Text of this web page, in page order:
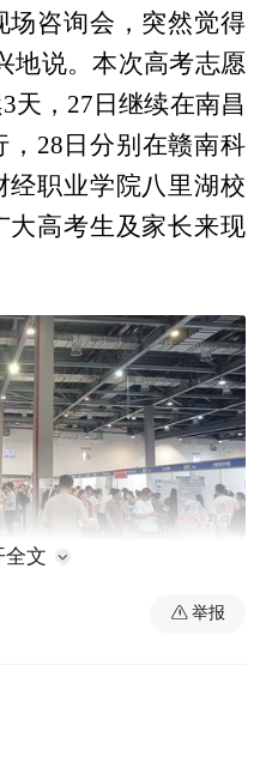
场咨询会，突然觉得
地说。本次高考志愿
天，27日继续在南昌
28日分别在赣南科
经职业学院八里湖校
大高考生及家长来现
场。
全文
举报